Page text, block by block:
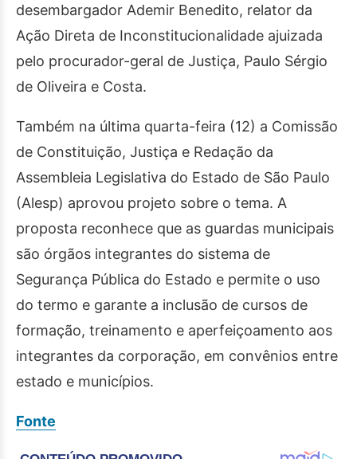
desembargador Ademir Benedito, relator da
Ação Direta de Inconstitucionalidade ajuizada
pelo procurador-geral de Justiça, Paulo Sérgio
de Oliveira e Costa.
Também na última quarta-feira (12) a Comissão
de Constituição, Justiça e Redação da
Assembleia Legislativa do Estado de São Paulo
(Alesp) aprovou projeto sobre o tema. A
proposta reconhece que as guardas municipais
são órgãos integrantes do sistema de
Segurança Pública do Estado e permite o uso
do termo e garante a inclusão de cursos de
formação, treinamento e aperfeiçoamento aos
integrantes da corporação, em convênios entre
estado e municípios.
Fonte